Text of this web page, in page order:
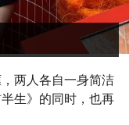
两人各自一身简洁
生》的同时，也再